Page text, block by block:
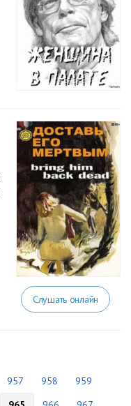
Слушать онлайн
957 958
959